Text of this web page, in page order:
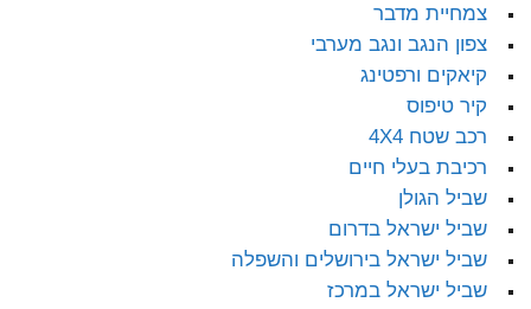
צמחיית מדבר
צפון הנגב ונגב מערבי
קיאקים ורפטינג
קיר טיפוס
רכב שטח 4X4
רכיבת בעלי חיים
שביל הגולן
שביל ישראל בדרום
שביל ישראל בירושלים והשפלה
שביל ישראל במרכז